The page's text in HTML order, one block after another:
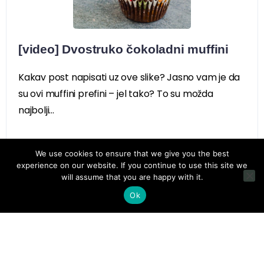
[video] Dvostruko čokoladni muffini
Kakav post napisati uz ove slike? Jasno vam je da
su ovi muffini prefini – jel tako? To su možda
najbolji...
We use cookies to ensure that we give you the best
experience on our website. If you continue to use this site we
will assume that you are happy with it.
Ok